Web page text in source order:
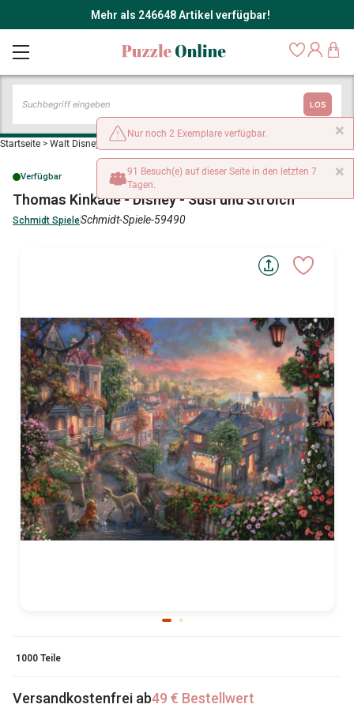
Mehr als 246648 Artikel verfügbar!
LOS
Startseite > Walt Disney Puzzles
Verfügbar
Thomas Kinkade - Disney - Susi und Strolch
Schmidt SpieleSchmidt-Spiele-59490
1000 Teile
Versandkostenfrei ab49 € Bestellwert
×
Nur noch 2 Exemplare verfügbar.
×
91 Besuch(e) auf dieser Seite in den letzten 7
Tagen.